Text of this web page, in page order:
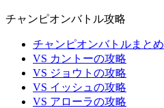
チャンピオンバトル攻略
チャンピオンバトルまとめ
VS カントーの攻略
VS ジョウトの攻略
VS イッシュの攻略
VS アローラの攻略